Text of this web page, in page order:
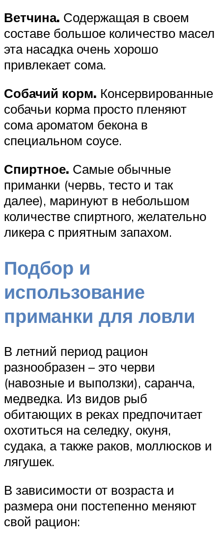
Ветчина. Содержащая в своем
составе большое количество масел
эта насадка очень хорошо
привлекает сома.
Собачий корм. Консервированные
собачьи корма просто пленяют
сома ароматом бекона в
специальном соусе.
Спиртное. Самые обычные
приманки (червь, тесто и так
далее), маринуют в небольшом
количестве спиртного, желательно
ликера с приятным запахом.
Подбор и
использование
приманки для ловли
В летний период рацион
разнообразен – это черви
(навозные и выползки), саранча,
медведка. Из видов рыб
обитающих в реках предпочитает
охотиться на селедку, окуня,
судака, а также раков, моллюсков и
лягушек.
В зависимости от возраста и
размера они постепенно меняют
свой рацион: